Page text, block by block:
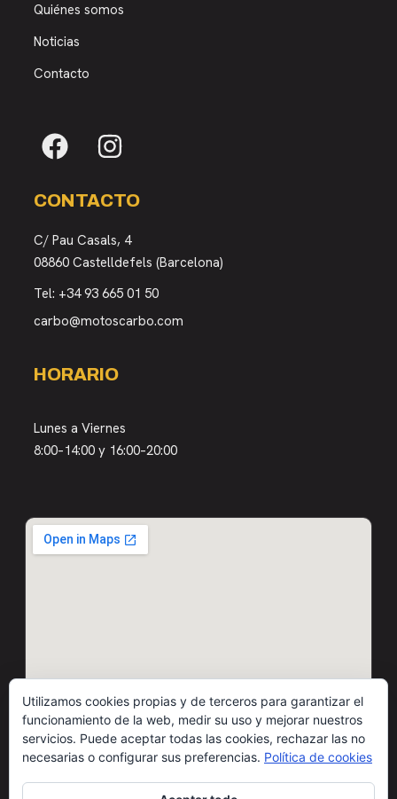
Quiénes somos
Noticias
Contacto
CONTACTO
C/ Pau Casals, 4
08860 Castelldefels (Barcelona)
Tel: +34 93 665 01 50
carbo@motoscarbo.com
HORARIO
Lunes a Viernes
8:00–14:00 y 16:00–20:00
Utilizamos cookies propias y de terceros para garantizar el
funcionamiento de la web, medir su uso y mejorar nuestros
servicios. Puede aceptar todas las cookies, rechazar las no
necesarias o configurar sus preferencias. Política de cookies